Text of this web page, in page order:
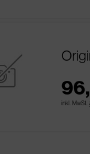
inkl. MwSt.